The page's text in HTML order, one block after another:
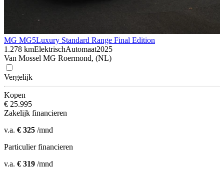
MG MG5Luxury Standard Range Final Edition
1.278 kmElektrischAutomaat2025
Van Mossel MG Roermond, (NL)
Vergelijk
Kopen
€ 25.995
Zakelijk financieren
v.a. € 325 /mnd
Particulier financieren
v.a. € 319 /mnd